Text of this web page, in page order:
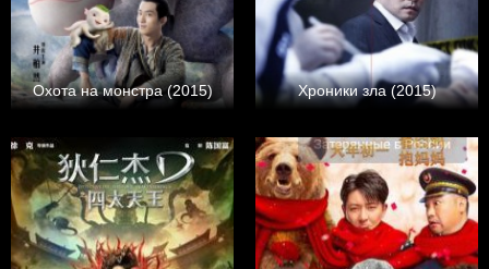
Охота на монстра (2015) Хроники зла (2015)